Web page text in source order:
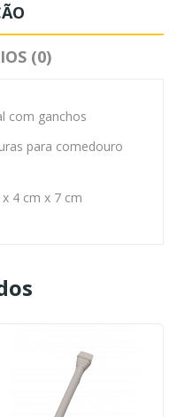
(0)
com ganchos
para comedouro
4 cm x 7 cm